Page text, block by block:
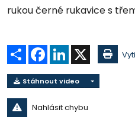
rukou černé rukavice s
Sdílet Facebook
LinkedIn
Stáhnout video
Nahlásit chybu